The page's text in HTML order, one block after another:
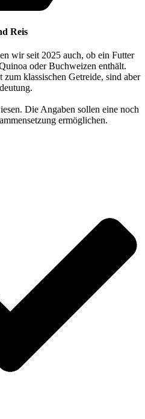
Reis
wir seit 2025 auch, ob ein Futter
oder Buchweizen enthält.
klassischen Getreide, sind aber
Die Angaben sollen eine noch
ermöglichen.